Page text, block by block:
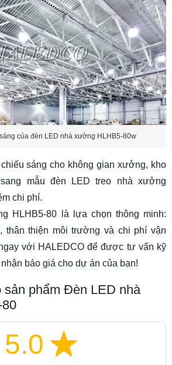
của đèn LED nhà xưởng HLHB5-80w
sáng cho không gian xưởng, kho
mẫu đèn LED treo nhà xưởng
chi phí.
HLHB5-80 là lựa chọn thông minh:
thân thiện môi trường và chi phí vận
với HALEDCO để được tư vấn kỹ
báo giá cho dự án của bạn!
phẩm Đèn LED nhà
5.0